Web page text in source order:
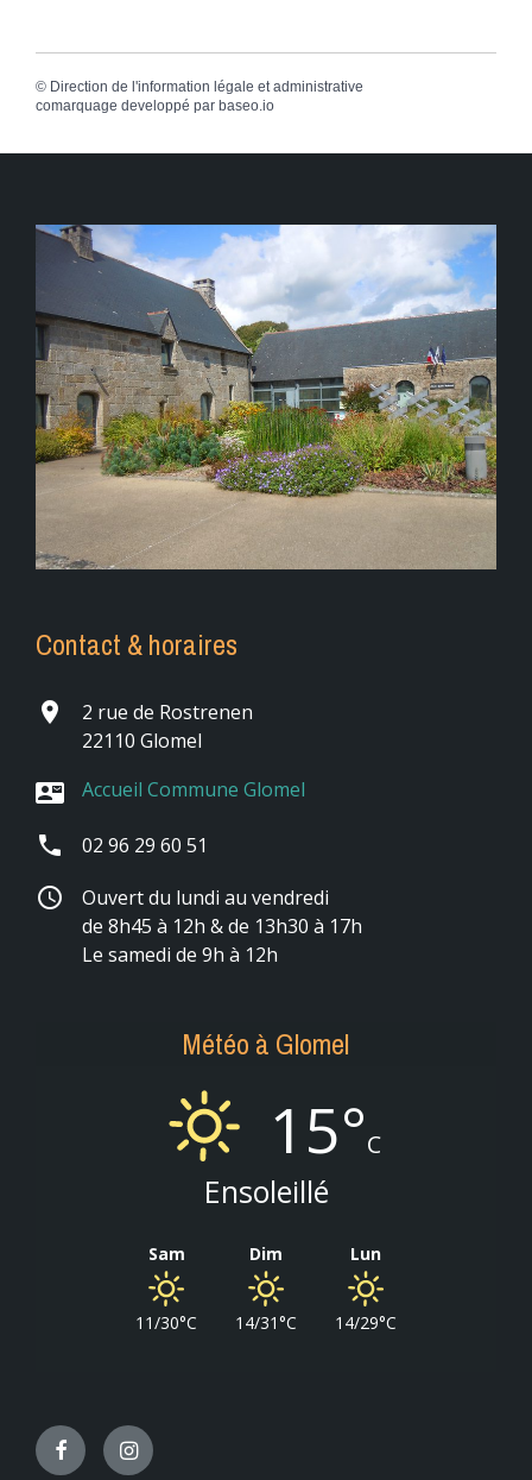
© Direction de l'information légale et administrative
comarquage developpé par baseo.io
Contact & horaires
place
2 rue de Rostrenen
22110 Glomel
contact_mail Accueil Commune Glomel
phone 02 96 29 60 51
schedule
Ouvert du lundi au vendredi
de 8h45 à 12h & de 13h30 à 17h
Le samedi de 9h à 12h
Météo à Glomel
15°C
Ensoleillé
Sam
11/30°C
Dim
14/31°C
Lun
14/29°C
FacebookInstagram